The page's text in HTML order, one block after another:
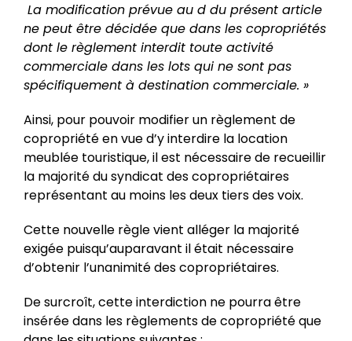
La modification prévue au d du présent article
ne peut être décidée que dans les copropriétés
dont le règlement interdit toute activité
commerciale dans les lots qui ne sont pas
spécifiquement à destination commerciale. »
Ainsi, pour pouvoir modifier un règlement de
copropriété en vue d’y interdire la location
meublée touristique, il est nécessaire de recueillir
la majorité du syndicat des copropriétaires
représentant au moins les deux tiers des voix.
Cette nouvelle règle vient alléger la majorité
exigée puisqu’auparavant il était nécessaire
d’obtenir l’unanimité des copropriétaires.
De surcroît, cette interdiction ne pourra être
insérée dans les règlements de copropriété que